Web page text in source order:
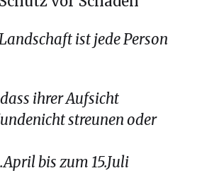
ist jede Person
ihrer Aufsicht
streunen oder
bis zum 15.Juli